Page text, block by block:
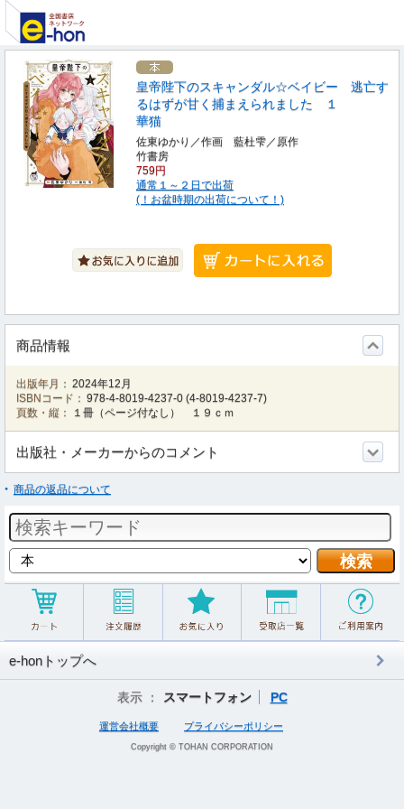
皇帝陛下のスキャンダル☆ベイビー 逃亡す
るはずが甘く捕まえられました １
華猫
佐東ゆかり／作画 藍杜雫／原作
竹書房
759円
通常１～２日で出荷
(！お盆時期の出荷について！)
商品情報
出版年月： 2024年12月
ISBNコード： 978-4-8019-4237-0 (4-8019-4237-7)
頁数・縦：
１冊（ページ付なし） １９ｃｍ
出版社・メーカーからのコメント
商品の返品について
e-honトップへ
表示 ： スマートフォン PC
運営会社概要 プライバシーポリシー
Copyright © TOHAN CORPORATION